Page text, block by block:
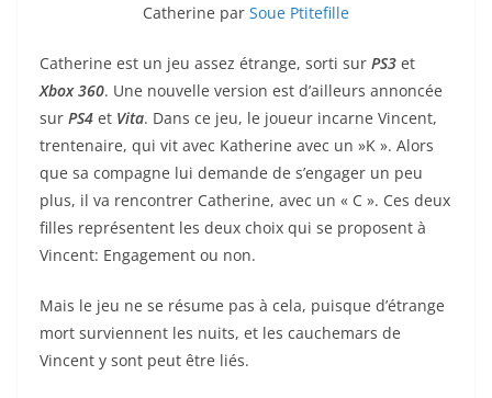
Catherine par Soue Ptitefille
Catherine est un jeu assez étrange, sorti sur PS3 et
Xbox 360. Une nouvelle version est d’ailleurs annoncée
sur PS4 et Vita. Dans ce jeu, le joueur incarne Vincent,
trentenaire, qui vit avec Katherine avec un »K ». Alors
que sa compagne lui demande de s’engager un peu
plus, il va rencontrer Catherine, avec un « C ». Ces deux
filles représentent les deux choix qui se proposent à
Vincent: Engagement ou non.
Mais le jeu ne se résume pas à cela, puisque d’étrange
mort surviennent les nuits, et les cauchemars de
Vincent y sont peut être liés.